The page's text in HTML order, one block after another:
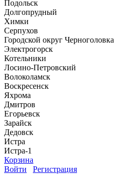
Подольск
Долгопрудный
Химки
Серпухов
Городской округ Черноголовка
Электрогорск
Котельники
Лосино-Петровский
Волоколамск
Воскресенск
Яхрома
Дмитров
Егорьевск
Зарайск
Дедовск
Истра
Истра-1
Корзина
Войти
Регистрация